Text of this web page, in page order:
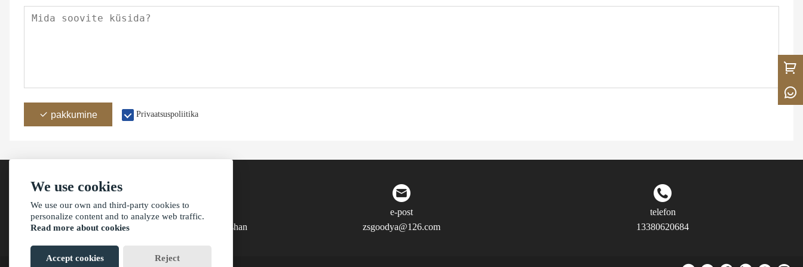
pakkumine Privaatsuspoliitika
aadress
Building 4, Baishihuani küla, Sanxiangi linn, Zhongshan
e-post
zsgoodya@126.com
telefon
13380620684
We use cookies
We use our own and third-party cookies to
personalize content and to analyze web traffic.
Read more about cookies
Accept cookies Reject